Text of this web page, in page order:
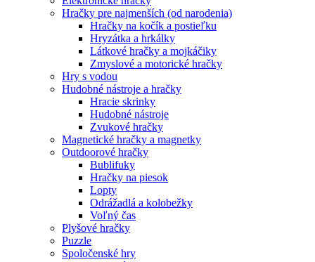
Hračky pre najmenších (od narodenia)
Hračky na kočík a postieľku
Hryzátka a hrkálky
Látkové hračky a mojkáčiky
Zmyslové a motorické hračky
Hry s vodou
Hudobné nástroje a hračky
Hracie skrinky
Hudobné nástroje
Zvukové hračky
Magnetické hračky a magnetky
Outdoorové hračky
Bublifuky
Hračky na piesok
Lopty
Odrážadlá a kolobežky
Voľný čas
Plyšové hračky
Puzzle
Spoločenské hry